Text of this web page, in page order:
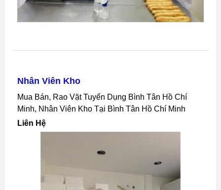
Nhân Viên Kho
Mua Bán, Rao Vặt Tuyển Dụng Bình Tân Hồ Chí
Minh, Nhân Viên Kho Tại Bình Tân Hồ Chí Minh
Liên Hệ